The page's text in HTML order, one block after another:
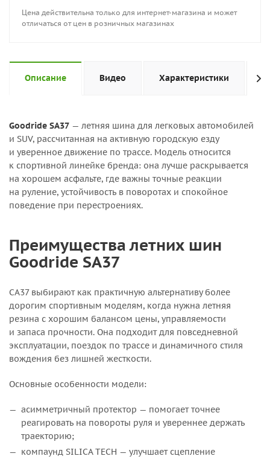
Цена действительна только для интернет-магазина и может
отличаться от цен в розничных магазинах
Описание Видео Характеристики
Goodride SA37 — летняя шина для легковых автомобилей
и SUV, рассчитанная на активную городскую езду
и уверенное движение по трассе. Модель относится
к спортивной линейке бренда: она лучше раскрывается
на хорошем асфальте, где важны точные реакции
на руление, устойчивость в поворотах и спокойное
поведение при перестроениях.
Преимущества летних шин
Goodride SA37
СА37 выбирают как практичную альтернативу более
дорогим спортивным моделям, когда нужна летняя
резина с хорошим балансом цены, управляемости
и запаса прочности. Она подходит для повседневной
эксплуатации, поездок по трассе и динамичного стиля
вождения без лишней жесткости.
Основные особенности модели:
асимметричный протектор — помогает точнее
реагировать на повороты руля и увереннее держать
траекторию;
компаунд SILICA TECH — улучшает сцепление